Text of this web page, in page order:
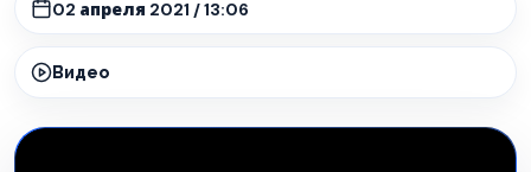
02 апреля 2021 / 13:06
Видео